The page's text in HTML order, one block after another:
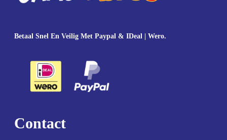
Betaal Snel En Veilig Met Paypal & IDeal | Wero.
Contact